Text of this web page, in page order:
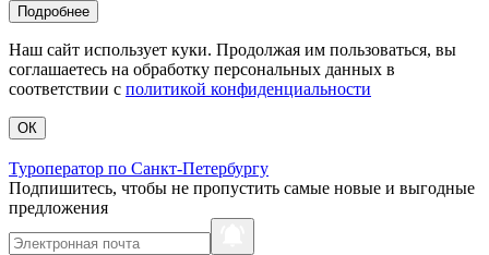
Подробнее
Наш сайт использует куки. Продолжая им пользоваться, вы
соглашаетесь на обработку персональных данных в
соответствии с политикой конфиденциальности
ОК
Туроператор по Санкт-Петербургу
Подпишитесь, чтобы не пропустить самые новые и выгодные
предложения